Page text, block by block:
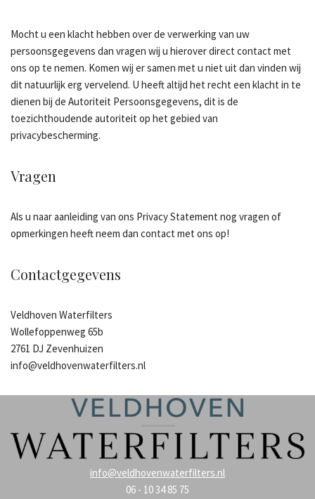
Mocht u een klacht hebben over de verwerking van uw
persoonsgegevens dan vragen wij u hierover direct contact met
ons op te nemen. Komen wij er samen met u niet uit dan vinden wij
dit natuurlijk erg vervelend. U heeft altijd het recht een klacht in te
dienen bij de Autoriteit Persoonsgegevens, dit is de
toezichthoudende autoriteit op het gebied van
privacybescherming.
Vragen
Als u naar aanleiding van ons Privacy Statement nog vragen of
opmerkingen heeft neem dan contact met ons op!
Contactgegevens
Veldhoven Waterfilters
Wollefoppenweg 65b
2761 DJ Zevenhuizen
info@veldhovenwaterfilters.nl
info@veldhovenwaterfilters.nl
06 - 10 34 85 75